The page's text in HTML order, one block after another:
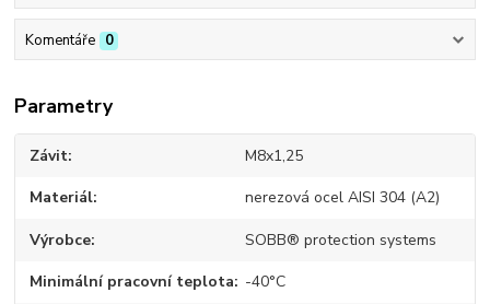
Komentáře 0
Parametry
Závit M8x1,25
Materiál nerezová ocel AISI 304 (A2)
Výrobce SOBB® protection systems
Minimální pracovní teplota -40°C